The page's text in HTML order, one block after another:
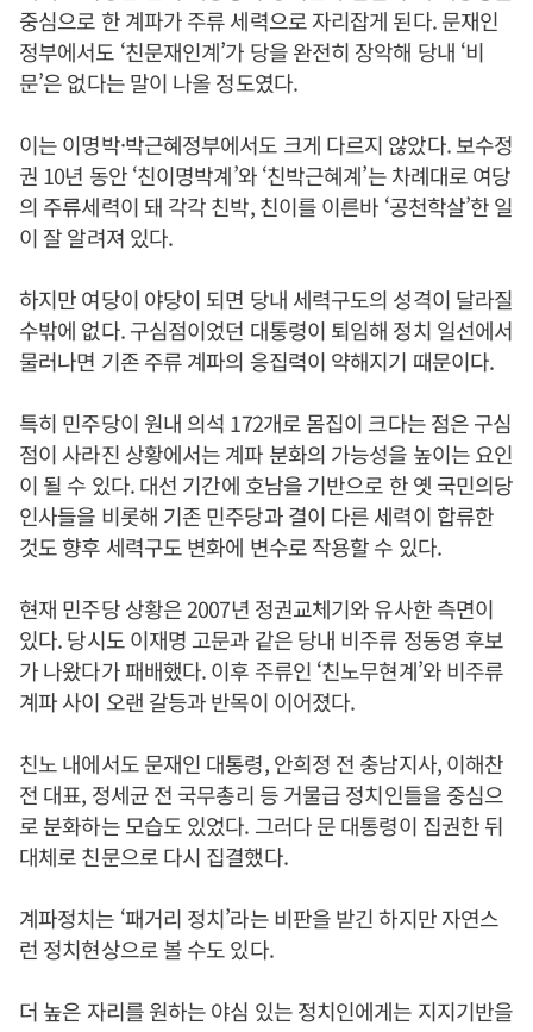
중심으로 한 계파가 주류 세력으로 자리잡게 된다. 문재인
정부에서도 ‘친문재인계’가 당을 완전히 장악해 당내 ‘비
문’은 없다는 말이 나올 정도였다.
이는 이명박·박근혜정부에서도 크게 다르지 않았다. 보수정
권 10년 동안 ‘친이명박계’와 ‘친박근혜계’는 차례대로 여당
의 주류세력이 돼 각각 친박, 친이를 이른바 ‘공천학살’한 일
이 잘 알려져 있다.
하지만 여당이 야당이 되면 당내 세력구도의 성격이 달라질
수밖에 없다. 구심점이었던 대통령이 퇴임해 정치 일선에서
물러나면 기존 주류 계파의 응집력이 약해지기 때문이다.
특히 민주당이 원내 의석 172개로 몸집이 크다는 점은 구심
점이 사라진 상황에서는 계파 분화의 가능성을 높이는 요인
이 될 수 있다. 대선 기간에 호남을 기반으로 한 옛 국민의당
인사들을 비롯해 기존 민주당과 결이 다른 세력이 합류한
것도 향후 세력구도 변화에 변수로 작용할 수 있다.
현재 민주당 상황은 2007년 정권교체기와 유사한 측면이
있다. 당시도 이재명 고문과 같은 당내 비주류 정동영 후보
가 나왔다가 패배했다. 이후 주류인 ‘친노무현계’와 비주류
계파 사이 오랜 갈등과 반목이 이어졌다.
친노 내에서도 문재인 대통령, 안희정 전 충남지사, 이해찬
전 대표, 정세균 전 국무총리 등 거물급 정치인들을 중심으
로 분화하는 모습도 있었다. 그러다 문 대통령이 집권한 뒤
대체로 친문으로 다시 집결했다.
계파정치는 ‘패거리 정치’라는 비판을 받긴 하지만 자연스
런 정치현상으로 볼 수도 있다.
더 높은 자리를 원하는 야심 있는 정치인에게는 지지기반을